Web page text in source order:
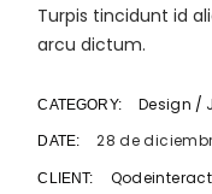
Turpis tincidunt id
arcu dictum.
CATEGORY: Design
DATE: 28 de
CLIENT: